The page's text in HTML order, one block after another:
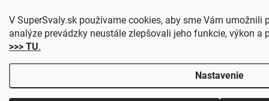
V SuperSvaly.sk používame cookies, aby sme Vám umožnili
analýze prevádzky neustále zlepšovali jeho funkcie, výkon
>>> TU.
Nastavenie